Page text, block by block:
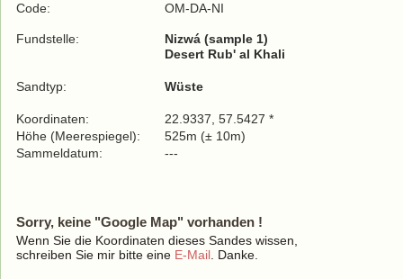
Code:
OM-DA-NI
Fundstelle:
Nizwá (sample 1)
Desert Rub' al Khali
Sandtyp: Wüste
Koordinaten:
22.9337, 57.5427 *
Höhe (Meerespiegel):
525m (± 10m)
Sammeldatum:
---
Sorry, keine "Google Map" vorhanden !
Wenn Sie die Koordinaten dieses Sandes wissen,
schreiben Sie mir bitte eine E-Mail . Danke.